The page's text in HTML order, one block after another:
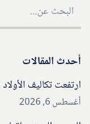
أحدث المقالات
ارتفعت تكاليف
أغسطس 6, 2026